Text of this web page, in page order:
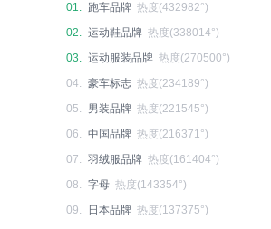
01. 跑车品牌 热度(432982°)
02. 运动鞋品牌 热度(338014°)
03. 运动服装品牌 热度(270500°)
04. 豪车标志 热度(234189°)
05.
男装品牌 热度(221545°)
06. 中国品牌 热度(216371°)
07. 羽绒服品牌 热度(161404°)
08. 字母 热度(143354°)
09.
日本品牌 热度(137375°)